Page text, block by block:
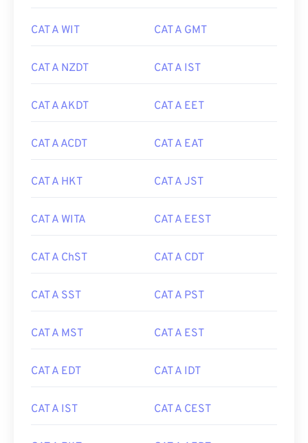
CAT A WIT CAT A GMT
CAT A NZDT CAT A IST
CAT A AKDT CAT A EET
CAT A ACDT CAT A EAT
CAT A HKT CAT A JST
CAT A WITA CAT A EEST
CAT A ChST CAT A CDT
CAT A SST CAT A PST
CAT A MST CAT A EST
CAT A EDT CAT A IDT
CAT A IST CAT A CEST